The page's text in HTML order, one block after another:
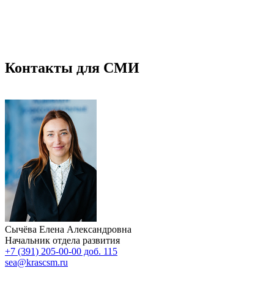
Контакты для СМИ
Сычёва Елена Александровна
Начальник отдела развития
+7 (391) 205-00-00 доб. 115
sea@krascsm.ru